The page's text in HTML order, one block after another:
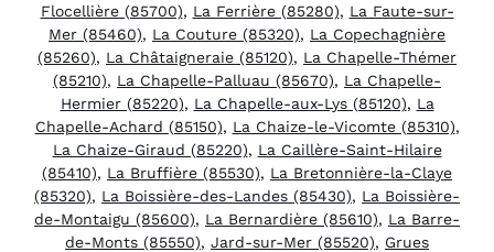
Flocellière (85700), La Ferrière (85280), La Faute-sur-
Mer (85460), La Couture (85320), La Copechagnière
(85260), La Châtaigneraie (85120), La Chapelle-Thémer
(85210), La Chapelle-Palluau (85670), La Chapelle-
Hermier (85220), La Chapelle-aux-Lys (85120), La
Chapelle-Achard (85150), La Chaize-le-Vicomte (85310),
La Chaize-Giraud (85220), La Caillère-Saint-Hilaire
(85410), La Bruffière (85530), La Bretonnière-la-Claye
(85320), La Boissière-des-Landes (85430), La Boissière-
de-Montaigu (85600), La Bernardière (85610), La Barre-
de-Monts (85550), Jard-sur-Mer (85520), Grues